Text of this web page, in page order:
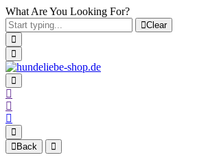
What Are You Looking For?
Clear
Back